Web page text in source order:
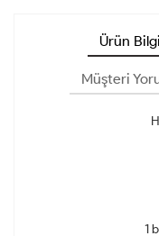
Ürün
Müşteri
1